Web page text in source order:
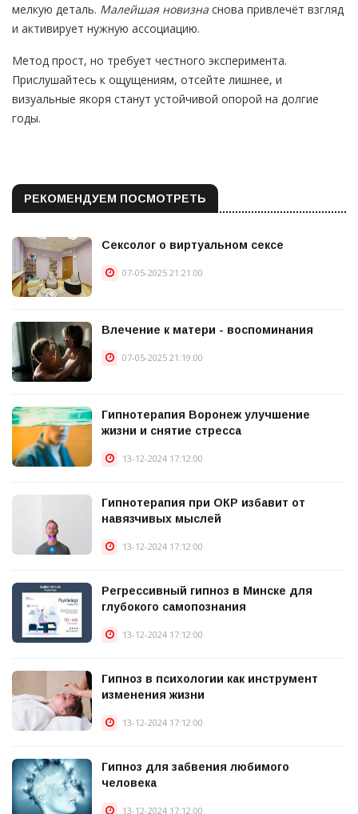
мелкую деталь. Малейшая новизна снова привлечёт взгляд
и активирует нужную ассоциацию.
Метод прост, но требует честного эксперимента.
Прислушайтесь к ощущениям, отсейте лишнее, и
визуальные якоря станут устойчивой опорой на долгие
годы.
РЕКОМЕНДУЕМ ПОСМОТРЕТЬ
Сексолог о виртуальном сексе
07-05-2025 21:21:00
Влечение к матери - воспоминания
07-05-2025 21:19:00
Гипнотерапия Воронеж улучшение
жизни и снятие стресса
13-12-2024 17:12:00
Гипнотерапия при ОКР избавит от
навязчивых мыслей
13-12-2024 17:12:00
Регрессивный гипноз в Минске для
глубокого самопознания
13-12-2024 17:12:00
Гипноз в психологии как инструмент
изменения жизни
13-12-2024 17:12:00
Гипноз для забвения любимого
человека
13-12-2024 17:12:00